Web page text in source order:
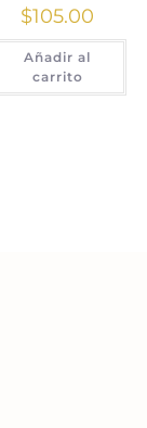
$105.00
Añadir al
carrito